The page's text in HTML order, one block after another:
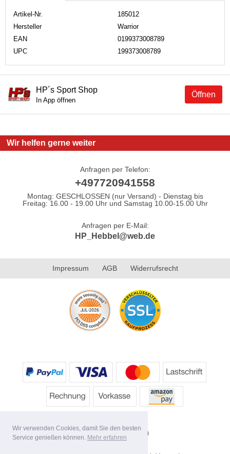
Wir verwenden Cookies, damit Sie den besten
Service genießen können. Mehr erfahren
Artikel-Nr.
185012
Hersteller
Warrior
EAN
0199373008789
UPC
199373008789
Öffnen
HP´s Sport Shop
In App öffnen
Wir helfen gerne weiter
Anfragen per Telefon:
+497720941558
Montag: GESCHLOSSEN (nur Versand) - Dienstag bis
Freitag: 16.00 - 19.00 Uhr und Samstag 10.00-15.00 Uhr
Anfragen per E-Mail:
HP_Hebbel@web.de
Impressum AGB Widerrufsrecht